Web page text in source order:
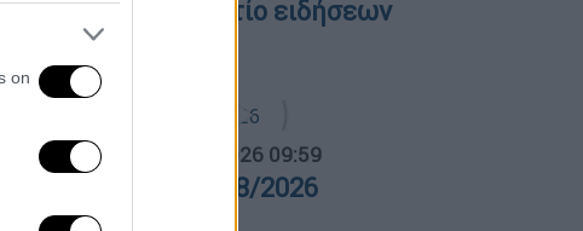
on
Μεσημεριανό δελτίο ειδήσεων
07/08/2026
Ώρα Ελλάδος... 07.08.2026 09:59
Ώρα Ελλάδος 07/08/2026